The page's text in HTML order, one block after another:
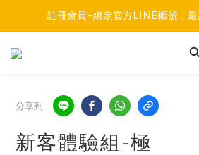
註冊會員+綁定官方LINE帳號，
註冊會員+綁定官方LINE帳號，
前往參加投票，領取專
分享到
新客體驗組-極